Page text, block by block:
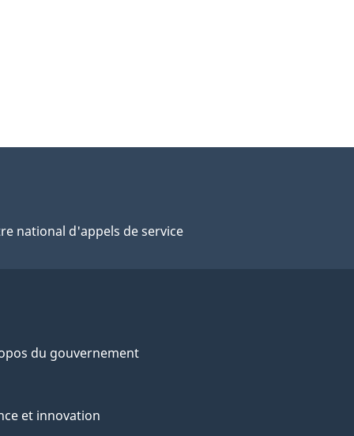
national d'appels de service
du gouvernement
et innovation